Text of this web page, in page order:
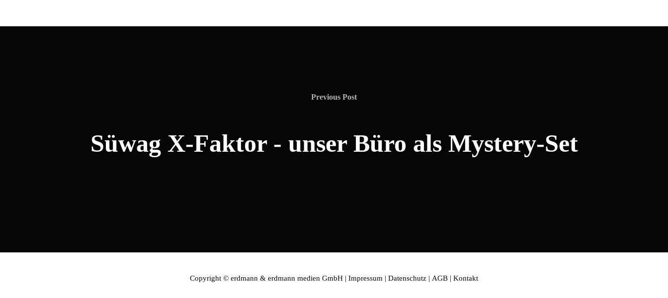
Previous Post
Süwag X-Faktor - unser Büro als Mystery-Set
Copyright © erdmann & erdmann medien GmbH | Impressum | Datenschutz | AGB | Kontakt